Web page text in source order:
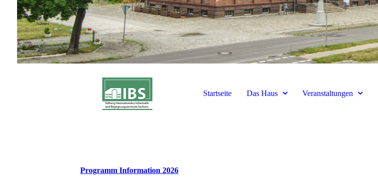
Startseite Das Haus Veranstaltungen
Programm Information 2026